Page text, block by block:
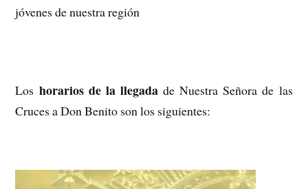
jóvenes de nuestra región
Los horarios de la llegadade Nuestra Señora de las
Cruces a Don Benito son los siguientes: